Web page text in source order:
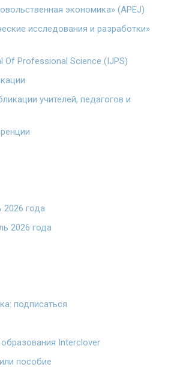
экономика» (APEJ)
исследования и разработки»
Of Professional Science (IJPS)
учителей, педагогов и
2026 года
2026 года
подписаться
Interclover
пособие